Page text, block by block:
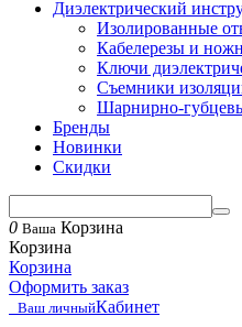
Диэлектрический
Изолированные
Кабелерезы и
Ключи
Съемники
Шарнирно-
Бренды
Новинки
Скидки
0 Ваша Корзина
Корзина
Корзина
Оформить заказ
Ваш личныйКабинет